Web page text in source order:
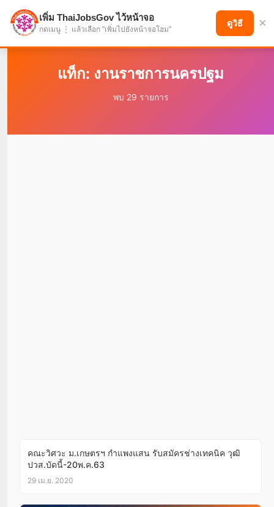
แบ่งปันโอกาส เพื่ออนาคตที่ก้าวหน้า
แท็ก: งานราชการนครปฐม
พบ 29 รายการ
คณะวิศวะ ม.เกษตรฯ กำแพงแสน รับสมัครช่างเทคนิค วุฒิ
ปวส.บัดนี้-20พ.ค.63
29 เม.ย. 2020
เพิ่ม ThaiJobsGov ไว้หน้าจอ
กดเมนู ⋮ แล้วเลือก "เพิ่มไปยังหน้าจอโฮม"
ดูวิธี ×